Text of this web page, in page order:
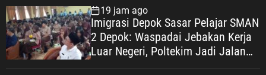
Masyarakat
19 jam ago
Imigrasi Depok Sasar Pelajar SMAN
2 Depok: Waspadai Jebakan Kerja
Luar Negeri, Poltekim Jadi Jalan